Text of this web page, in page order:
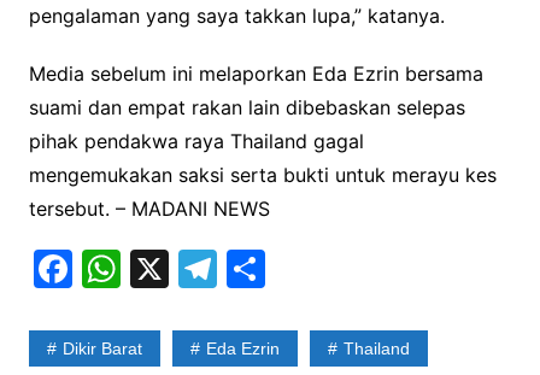
pengalaman yang saya takkan lupa,” katanya.
Media sebelum ini melaporkan Eda Ezrin bersama
suami dan empat rakan lain dibebaskan selepas
pihak pendakwa raya Thailand gagal
mengemukakan saksi serta bukti untuk merayu kes
tersebut. – MADANI NEWS
F
c
W
at
X T
e
S
ar
Dikir Barat Eda Ezrin Thailand